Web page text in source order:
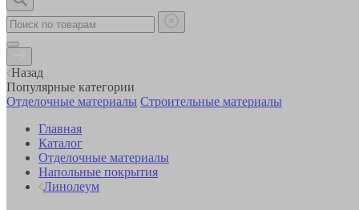
Назад
Популярные категории
Отделочные материалы Строительные материалы
Главная
Каталог
Отделочные материалы
Напольные покрытия
Линолеум